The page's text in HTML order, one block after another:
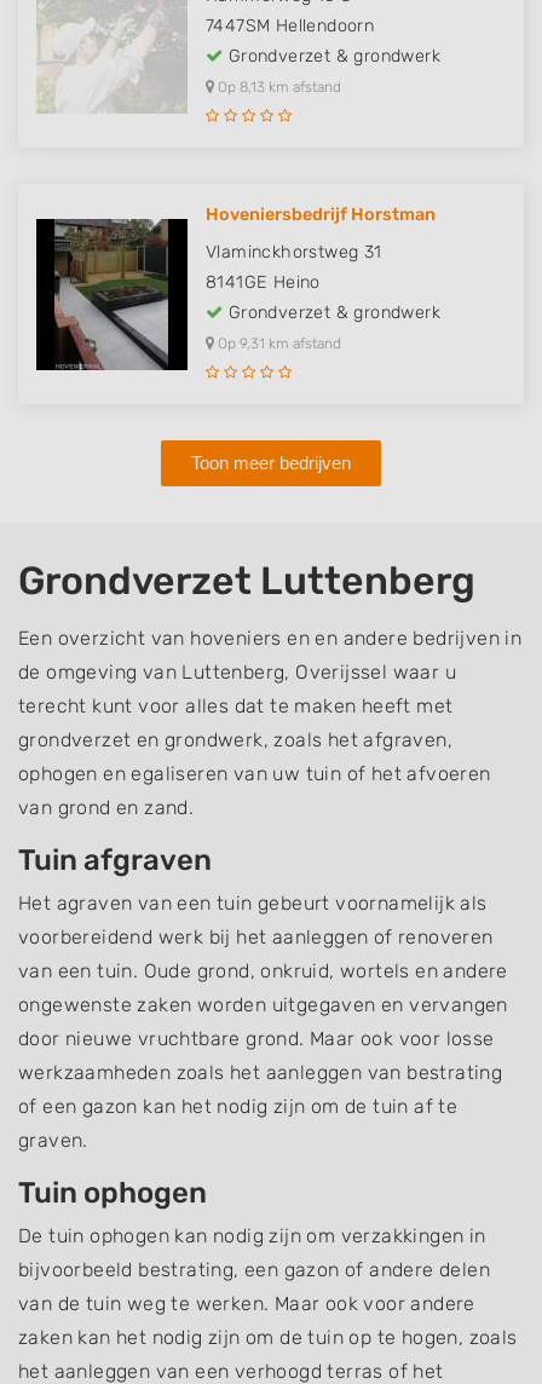
7447SM Hellendoorn
Grondverzet & grondwerk
Op 8,13 km afstand
Hoveniersbedrijf Horstman
Vlaminckhorstweg 31
8141GE Heino
Grondverzet & grondwerk
Op 9,31 km afstand
Toon meer bedrijven
Grondverzet Luttenberg
Een overzicht van hoveniers en en andere bedrijven in
de omgeving van Luttenberg, Overijssel waar u
terecht kunt voor alles dat te maken heeft met
grondverzet en grondwerk, zoals het afgraven,
ophogen en egaliseren van uw tuin of het afvoeren
van grond en zand.
Tuin afgraven
Het agraven van een tuin gebeurt voornamelijk als
voorbereidend werk bij het aanleggen of renoveren
van een tuin. Oude grond, onkruid, wortels en andere
ongewenste zaken worden uitgegaven en vervangen
door nieuwe vruchtbare grond. Maar ook voor losse
werkzaamheden zoals het aanleggen van bestrating
of een gazon kan het nodig zijn om de tuin af te
graven.
Tuin ophogen
De tuin ophogen kan nodig zijn om verzakkingen in
bijvoorbeeld bestrating, een gazon of andere delen
van de tuin weg te werken. Maar ook voor andere
zaken kan het nodig zijn om de tuin op te hogen, zoals
het aanleggen van een verhoogd terras of het